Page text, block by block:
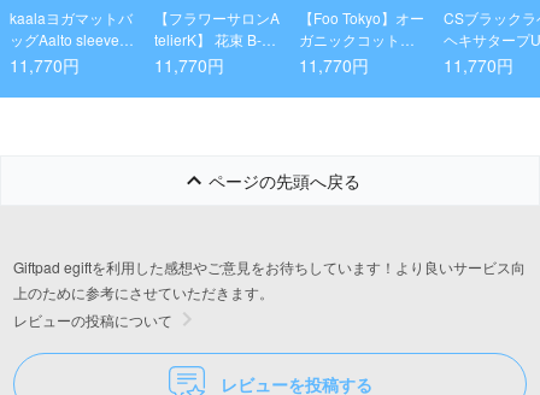
kaalaヨガマットバ
ッグAalto sleeve -
birch
11,770円
【フラワーサロンA
telierK】 花束 B-1-
211,770円
【Foo Tokyo】オー
ガニックコットン
フェイスタオル(ピ
バスオイル Dreami
11,770円
CSブラックラ
ヘキサタープ
11,770円
ページの先頭へ戻る
Giftpad egiftを利用した感想やご意見をお待ちしています！より良いサービス向
上のために参考にさせていただきます。
レビューの投稿について
レビューを投稿する